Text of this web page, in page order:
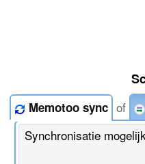
Memotoo sync of
Synchronisatie